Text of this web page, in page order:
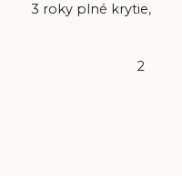
krytie,
2